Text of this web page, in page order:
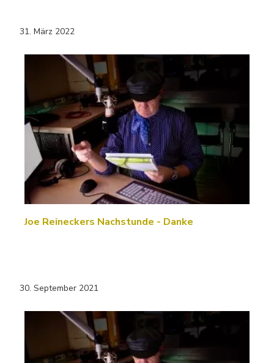
31. März 2022
Joe Reineckers Nachstunde - Danke
30. September 2021